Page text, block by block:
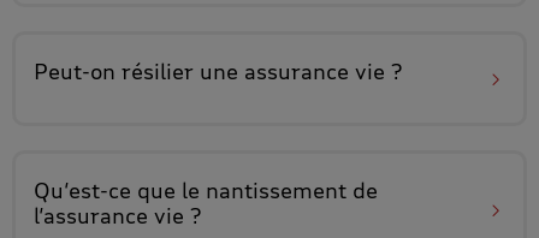
Peut-on résilier une assurance vie ?
Qu’est-ce que le nantissement de
l’assurance vie ?